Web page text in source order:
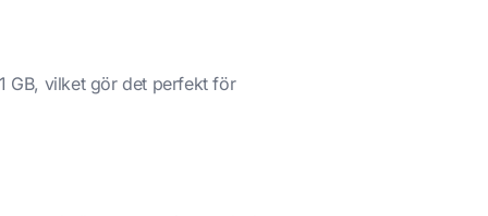
GB, vilket gör det perfekt för